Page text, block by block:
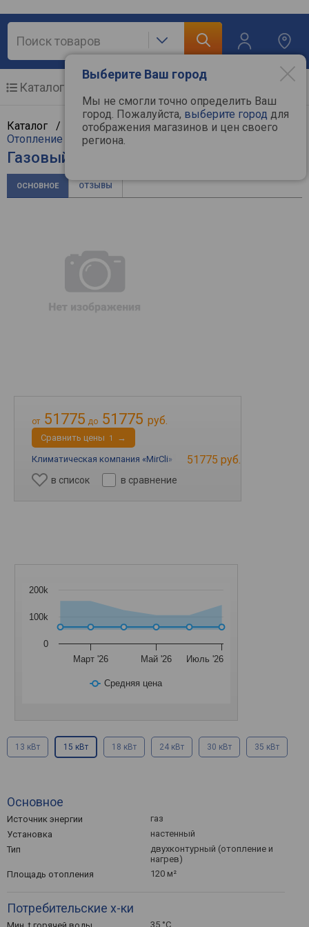
Выберите Ваш город
Мы не смогли точно определить Ваш
город. Пожалуйста, выберите город для
отображения магазинов и цен своего
региона.
Каталог
Каталог / Климат, отопление и водоснабжение/
Отопление и котлы/
Газовый котел Kiturami World Alpha C 15
ОСНОВНОЕ ОТЗЫВЫ
от 51775 до 51775 руб.
Cравнить цены 1 →
Климатическая компания «MirCli» 51775 руб.
в список в сравнение
Средняя цена
Март '26 Май '26 Июль '26
0
100k
200k
13 кВт 15 кВт 18 кВт 24 кВт 30 кВт 35 кВт
Основное
Источник энергии
газ
Установка
настенный
Тип
двухконтурный (отопление и
нагрев)
Площадь отопления
120 м²
Потребительские х-ки
35 °С